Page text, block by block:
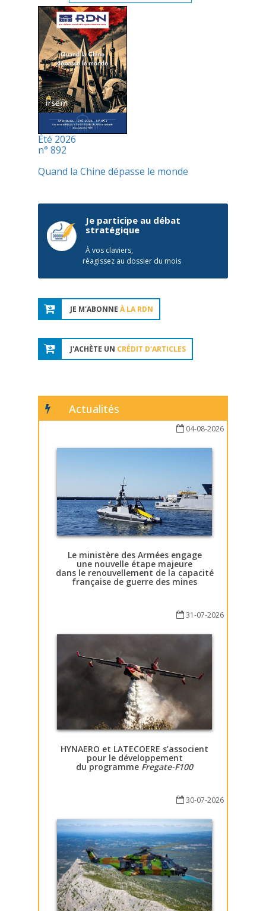
Été 2026
n° 892
Quand la Chine dépasse le monde
Je participe au débat
stratégique
À vos claviers,
réagissez au dossier du mois
JE M'ABONNE À LA RDN
J'ACHÈTE UN CRÉDIT D'ARTICLES
Actualités
04-08-2026
Le ministère des Armées engage
une nouvelle étape majeure
dans le renouvellement de la capacité
française de guerre des mines
31-07-2026
HYNAERO et LATECOERE s’associent
pour le développement
du programme Fregate-F100
30-07-2026